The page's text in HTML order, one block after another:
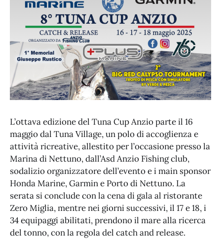
L’ottava edizione del Tuna Cup Anzio parte il 16
maggio dal Tuna Village, un polo di accoglienza e
attività ricreative, allestito per l’occasione presso la
Marina di Nettuno, dall’Asd Anzio Fishing club,
sodalizio organizzatore dell’evento e i main sponsor
Honda Marine, Garmin e Porto di Nettuno. La
serata si conclude con la cena di gala al ristorante
Zero Miglia, mentre nei giorni successivi, il 17 e 18, i
34 equipaggi abilitati, prendono il mare alla ricerca
del tonno, con la regola del catch and release.